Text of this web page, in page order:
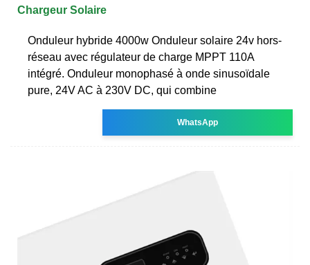
Chargeur Solaire
Onduleur hybride 4000w Onduleur solaire 24v hors-
réseau avec régulateur de charge MPPT 110A
intégré. Onduleur monophasé à onde sinusoïdale
pure, 24V AC à 230V DC, qui combine
WhatsApp